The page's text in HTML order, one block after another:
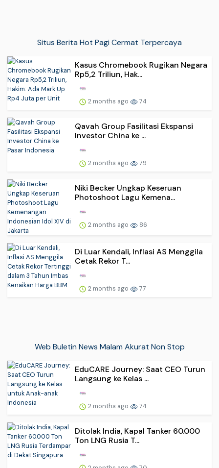
Situs Berita Hot Pagi Cermat Terpercaya
Kasus Chromebook Rugikan Negara
Rp5,2 Triliun, Hak...
2 months ago 74
Qavah Group Fasilitasi Ekspansi
Investor China ke ...
2 months ago 79
Niki Becker Ungkap Keseruan
Photoshoot Lagu Kemena...
2 months ago 86
Di Luar Kendali, Inflasi AS Menggila
Cetak Rekor T...
2 months ago 77
Web Buletin News Malam Akurat Non Stop
EduCARE Journey: Saat CEO Turun
Langsung ke Kelas ...
2 months ago 74
Ditolak India, Kapal Tanker 60.000
Ton LNG Rusia T...